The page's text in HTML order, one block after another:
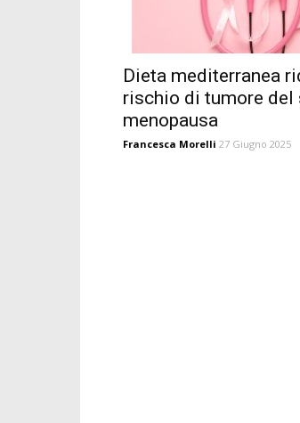
Dieta mediterranea
rischio di tumore del
menopausa
Francesca Morelli 27 Giugno 2025